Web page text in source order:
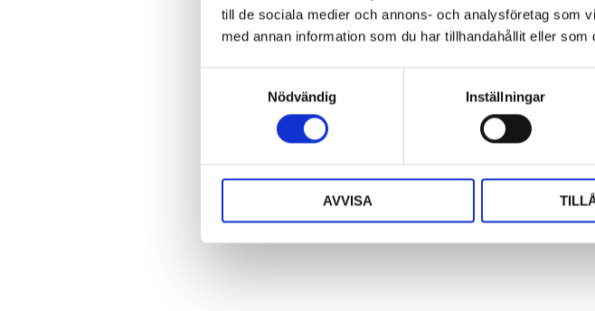
till de sociala medier och annons- och analysföretag som
med annan information som du har tillhandahållit eller
y
Nödvändig Inställningar
AVVISA
Du
Klicka på en stjärna för att sätta ditt betyg